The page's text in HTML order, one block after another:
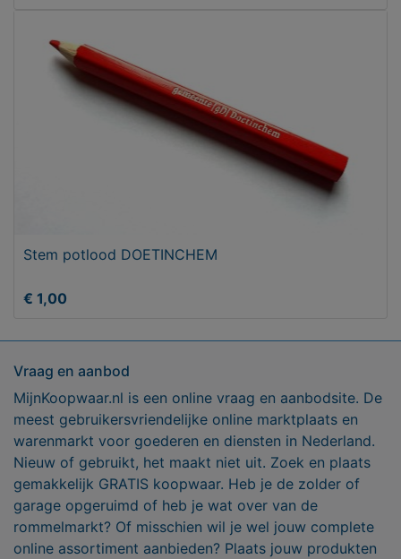
Stem potlood DOETINCHEM
€ 1,00
Vraag en aanbod
MijnKoopwaar.nl is een online vraag en aanbodsite. De
meest gebruikersvriendelijke online marktplaats en
warenmarkt voor goederen en diensten in Nederland.
Nieuw of gebruikt, het maakt niet uit. Zoek en plaats
gemakkelijk GRATIS koopwaar. Heb je de zolder of
garage opgeruimd of heb je wat over van de
rommelmarkt? Of misschien wil je wel jouw complete
online assortiment aanbieden? Plaats jouw produkten